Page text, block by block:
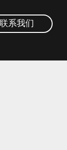
联系我们